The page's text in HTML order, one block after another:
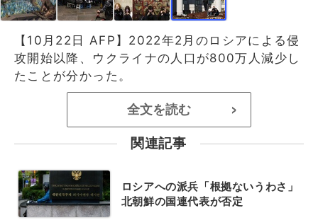
【10月22日 AFP】2022年2月のロシアによる侵
攻開始以降、ウクライナの人口が800万人減少し
たことが分かった。
全文を読む >
関連記事
ロシアへの派兵「根拠ないうわさ」
北朝鮮の国連代表が否定